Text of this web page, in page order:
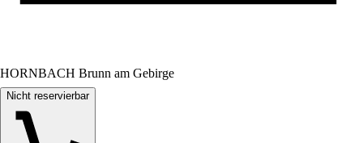
HORNBACH Brunn am Gebirge
Nicht reservierbar